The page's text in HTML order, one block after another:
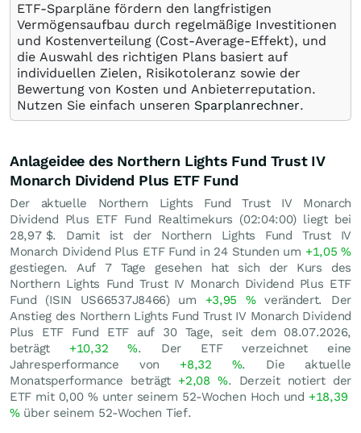
ETF-Sparpläne fördern den langfristigen
Vermögensaufbau durch regelmäßige Investitionen
und Kostenverteilung (Cost-Average-Effekt), und
die Auswahl des richtigen Plans basiert auf
individuellen Zielen, Risikotoleranz sowie der
Bewertung von Kosten und Anbieterreputation.
Nutzen Sie einfach unseren Sparplanrechner.
Anlageidee des Northern Lights Fund Trust IV
Monarch Dividend Plus ETF Fund
Der aktuelle Northern Lights Fund Trust IV Monarch
Dividend Plus ETF Fund Realtimekurs (02:04:00) liegt bei
28,97 $. Damit ist der Northern Lights Fund Trust IV
Monarch Dividend Plus ETF Fund in 24 Stunden um +1,05%
gestiegen. Auf 7 Tage gesehen hat sich der Kurs des
Northern Lights Fund Trust IV Monarch Dividend Plus ETF
Fund (ISIN US66537J8466) um +3,95 %verändert. Der
Anstieg des Northern Lights Fund Trust IV Monarch Dividend
Plus ETF Fund ETF auf 30 Tage, seit dem 08.07.2026,
beträgt +10,32%. Der ETF verzeichnet eine
Jahresperformance von +8,32 %. Die aktuelle
Monatsperformance beträgt +2,08 %. Derzeit notiert der
ETF mit 0,00 %unter seinem 52-Wochen Hoch und +18,39
%über seinem 52-Wochen Tief.